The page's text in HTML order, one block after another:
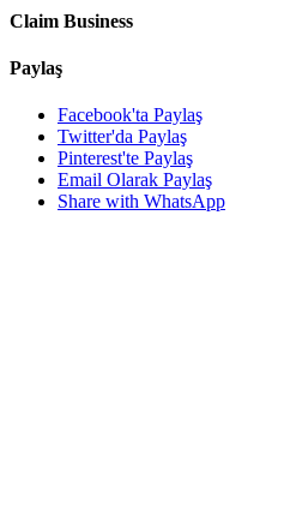
Claim Business
Paylaş
Facebook'ta Paylaş
Twitter'da Paylaş
Pinterest'te Paylaş
Email Olarak Paylaş
Share with WhatsApp